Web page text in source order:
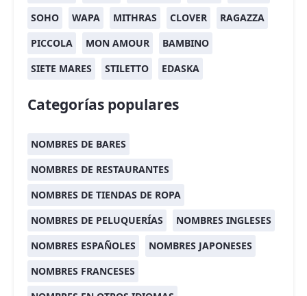
SOHO
WAPA MITHRAS CLOVER
RAGAZZA
PICCOLA
MON AMOUR
BAMBINO
SIETE MARES
STILETTO EDASKA
Categorías populares
NOMBRES DE BARES
NOMBRES DE RESTAURANTES
NOMBRES DE TIENDAS DE ROPA
NOMBRES DE PELUQUERÍAS
NOMBRES INGLESES
NOMBRES ESPAÑOLES
NOMBRES JAPONESES
NOMBRES FRANCESES